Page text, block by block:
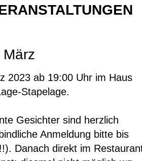
2023 ab 19:00 Uhr im Haus
Stapelage.
Gesichter sind herzlich
Anmeldung bitte bis
Danach direkt im